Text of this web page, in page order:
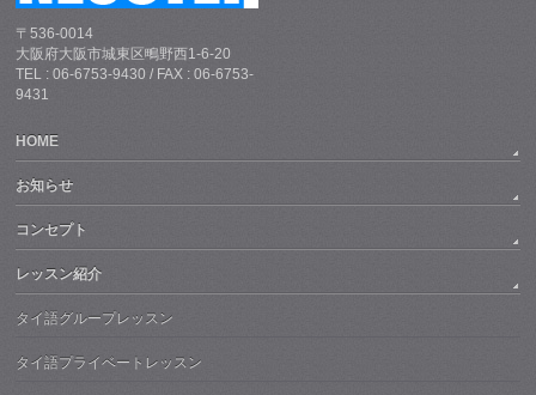
〒536-0014
大阪府大阪市城東区鴫野西1-6-20
TEL : 06-6753-9430 / FAX : 06-6753-
9431
HOME
お知らせ
コンセプト
レッスン紹介
タイ語グループレッスン
タイ語プライベートレッスン